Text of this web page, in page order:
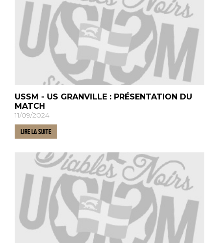
USSM - US GRANVILLE : PRÉSENTATION DU
MATCH
11/09/2024
LIRE LA SUITE